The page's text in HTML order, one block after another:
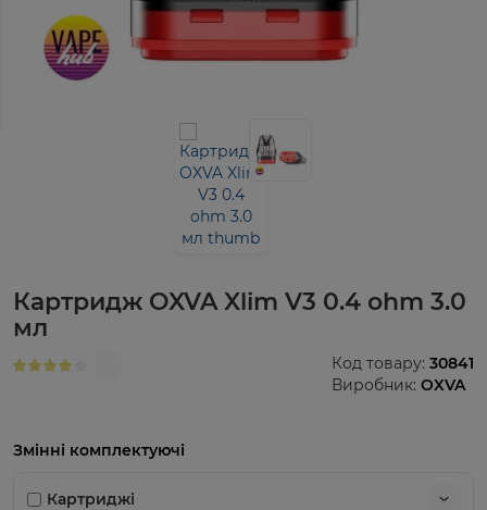
Картридж OXVA Xlim V3 0.4 ohm 3.0
мл
Виробник: OXVA
Код товару: 30841
Змінні комплектуючі
Картриджі